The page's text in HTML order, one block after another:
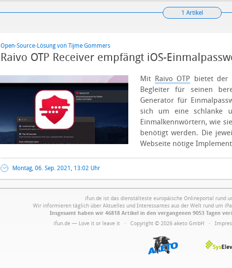
1 Artikel
Open-Source-Lösung von Tijme Gommers
Raivo OTP Receiver empfängt iOS-
Mit Raivo OTP bietet der
Begleiter für seinen
Generator für
sich um eine schlanke
Einmalkennwörtern, wie
benötigt werden. Die
Webseite nötige
Montag, 06. Sep. 2021, 13:02 Uhr
ifun.de ist das dienstälteste europäische Onlineportal rund
Wir informieren täglich über Aktuelles und Interessantes aus der Welt rund um
Insgesamt haben wir 46818 Artikel in den vergangenen 9053 Tagen
ifun.de — Love it or leave it · Copyright © 2026 aketo GmbH ·